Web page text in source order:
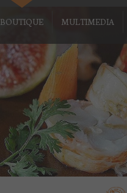
BOUTIQUE MULTIMEDIA